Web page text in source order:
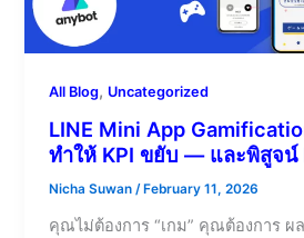
All Blog, Uncategorized
LINE Mini App
ทำให้ KPI ขยับ — และพิสูจน์
Nicha Suwan/ February 11, 2026
คุณไม่ต้องการ “เกม” คุณต้องการ ผ